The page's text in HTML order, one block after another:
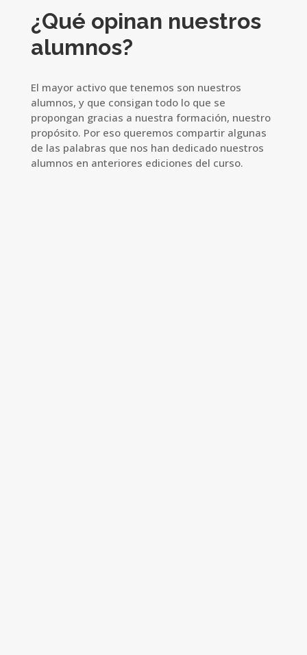
¿Qué opinan nuestros
alumnos?
El mayor activo que tenemos son nuestros
alumnos, y que consigan todo lo que se
propongan gracias a nuestra formación, nuestro
propósito. Por eso queremos compartir algunas
de las palabras que nos han dedicado nuestros
alumnos en anteriores ediciones del curso.